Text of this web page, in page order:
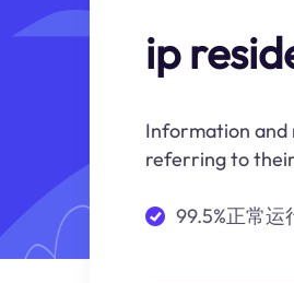
ip
Information and
referring to
99.5%正常运